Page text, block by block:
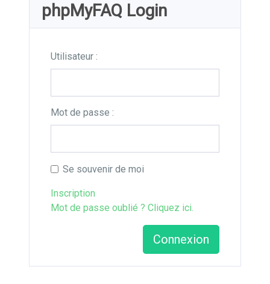
phpMyFAQ Login
Utilisateur :
Mot de passe :
Se souvenir de moi
Inscription
Mot de passe oublié ? Cliquez ici.
Connexion